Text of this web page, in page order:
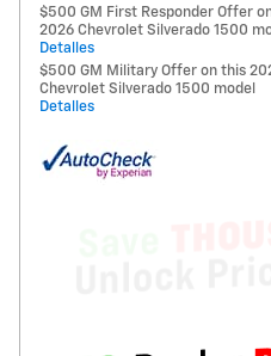
$500 GM First Responder Offer
2026 Chevrolet Silverado 1500
Detalles
$500 GM Military Offer on this
Chevrolet Silverado 1500 model
Detalles